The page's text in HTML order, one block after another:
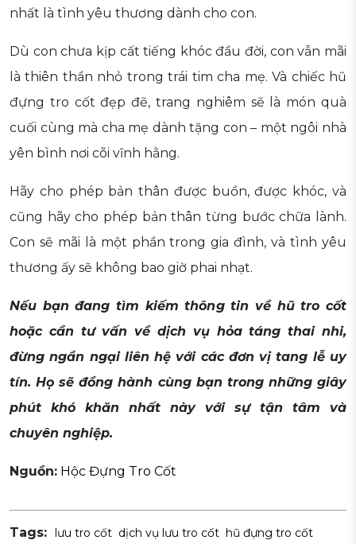
nhất là tình yêu thương dành cho con.
Dù con chưa kịp cất tiếng khóc đầu đời, con vẫn mãi
là thiên thần nhỏ trong trái tim cha mẹ. Và chiếc hũ
đựng tro cốt đẹp đẽ, trang nghiêm sẽ là món quà
cuối cùng mà cha mẹ dành tặng con – một ngôi nhà
yên bình nơi cõi vĩnh hằng.
Hãy cho phép bản thân được buồn, được khóc, và
cũng hãy cho phép bản thân từng bước chữa lành.
Con sẽ mãi là một phần trong gia đình, và tình yêu
thương ấy sẽ không bao giờ phai nhạt.
Nếu bạn đang tìm kiếm thông tin về hũ tro cốt
hoặc cần tư vấn về dịch vụ hỏa táng thai nhi,
đừng ngần ngại liên hệ với các đơn vị tang lễ uy
tín. Họ sẽ đồng hành cùng bạn trong những giây
phút khó khăn nhất này với sự tận tâm và
chuyên nghiệp.
Nguồn: Hộc Đựng Tro Cốt
Tags: lưu tro cốt dịch vụ lưu tro cốt hũ đựng tro cốt